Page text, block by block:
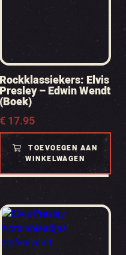
Rockklassiekers: Elvis
Presley – Edwin Wendt
(Boek)
€17.95
TOEVOEGEN AAN
WINKELWAGEN